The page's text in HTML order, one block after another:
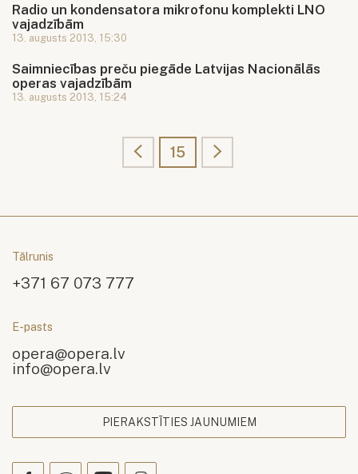
Radio un kondensatora mikrofonu komplekti LNO
vajadzībām
13. augusts 2013, 15:30
Saimniecības preču piegāde Latvijas Nacionālās
operas vajadzībām
13. augusts 2013, 15:24
15
Tālrunis
+371 67 073 777
E-pasts
opera@opera.lv
info@opera.lv
PIERAKSTĪTIES JAUNUMIEM